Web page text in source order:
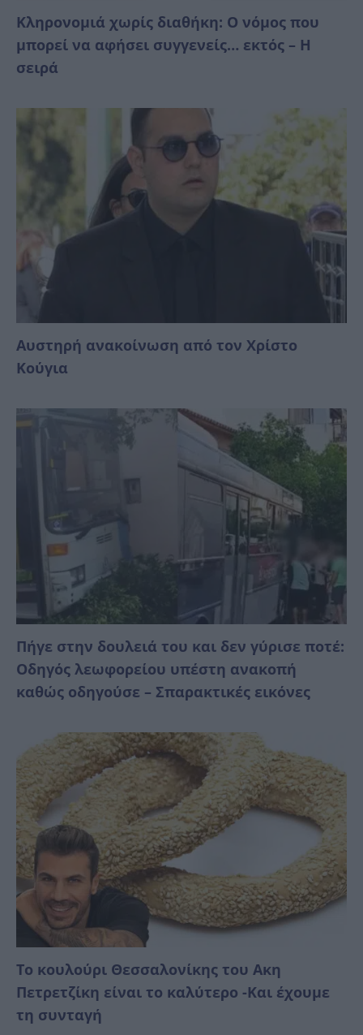
Κληρονομιά χωρίς διαθήκη: Ο νόμος που
μπορεί να αφήσει συγγενείς… εκτός – Η
σειρά
Αυστηρή ανακοίνωση από τον Χρίστο
Κούγια
Πήγε στην δουλειά του και δεν γύρισε ποτέ:
Οδηγός λεωφορείου υπέστη ανακοπή
καθώς οδηγούσε – Σπαρακτικές εικόνες
Το κουλούρι Θεσσαλονίκης του Ακη
Πετρετζίκη είναι το καλύτερο -Και έχουμε
τη συνταγή